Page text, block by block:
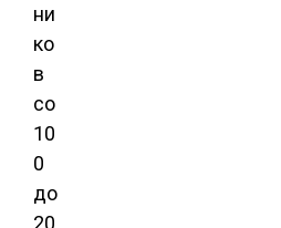
ни
ко
в
со
10
0
до
20